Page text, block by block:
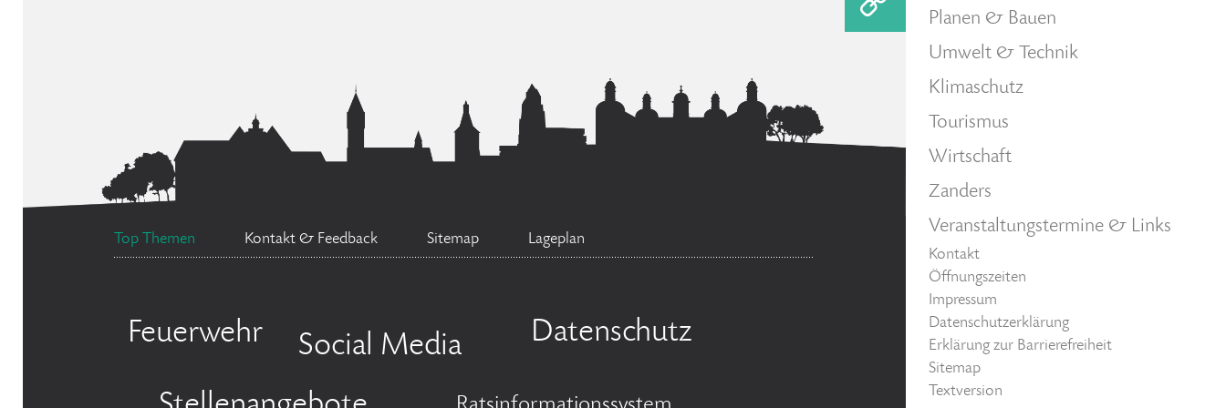
Top Themen Kontakt & Feedback Sitemap Lageplan
Feuerwehr Social Media Datenschutz
Planen & Bauen
Umwelt & Technik
Klimaschutz
Tourismus
Wirtschaft
Zanders
Veranstaltungstermine & Links
Kontakt
Öffnungszeiten
Impressum
Datenschutzerklärung
Erklärung zur Barrierefreiheit
Sitemap
Textversion